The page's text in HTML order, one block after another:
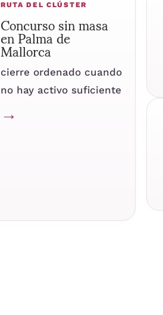
RUTA DEL CLÚSTER
Concurso sin masa
en Palma de
Mallorca
cierre ordenado cuando
no hay activo suficiente
→